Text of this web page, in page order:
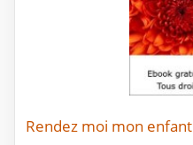
Rendez moi mon enfant